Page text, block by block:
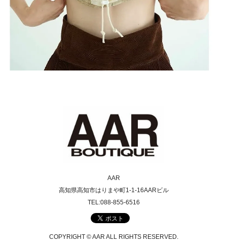
AAR
高知県高知市はりまや町1-1-16AARビル
TEL:088-855-6516
COPYRIGHT © AAR ALL RIGHTS RESERVED.